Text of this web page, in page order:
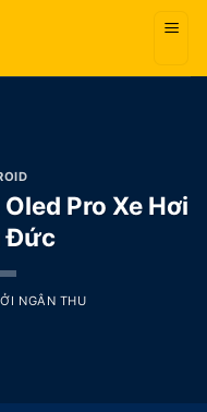
Pro Xe Hơi
Đức
NGÂN THU